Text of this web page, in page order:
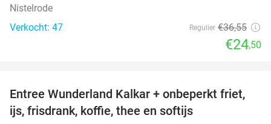
Nistelrode
Verkocht: 47
Regulier €36,55
€24,50
32%
Entree Wunderland Kalkar + onbeperkt friet,
ijs, frisdrank, koffie, thee en softijs